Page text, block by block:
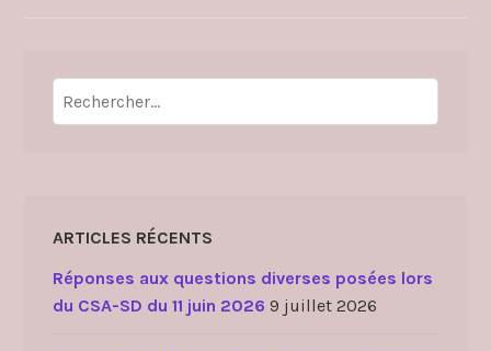
Rechercher :
ARTICLES RÉCENTS
Réponses aux questions diverses posées lors
du CSA-SD du 11 juin 2026 9 juillet 2026